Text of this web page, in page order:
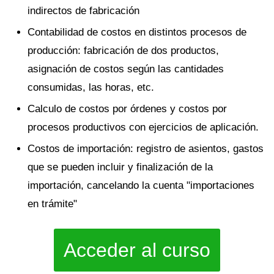
indirectos de fabricación
Contabilidad de costos en distintos procesos de
producción: fabricación de dos productos,
asignación de costos según las cantidades
consumidas, las horas, etc.
Calculo de costos por órdenes y costos por
procesos productivos con ejercicios de aplicación.
Costos de importación: registro de asientos, gastos
que se pueden incluir y finalización de la
importación, cancelando la cuenta "importaciones
en trámite"
Acceder al curso